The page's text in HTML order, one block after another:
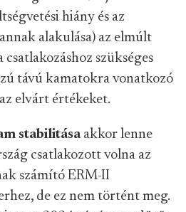
hiány és az
alakulása) az elmúlt
csatlakozáshoz szükséges
távú kamatokra vonatkozó
elvárt értékeket.
stabilitásaakkor lenne
csatlakozott volna az
számító ERM-II
de ez nem történt meg.